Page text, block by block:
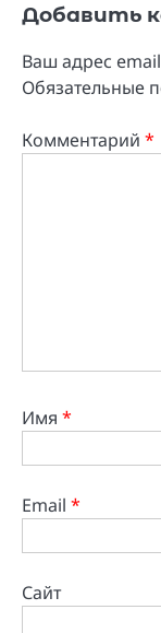
Добавить
Ваш адрес
Обязательные
Комментарий *
Имя *
Email *
Сайт